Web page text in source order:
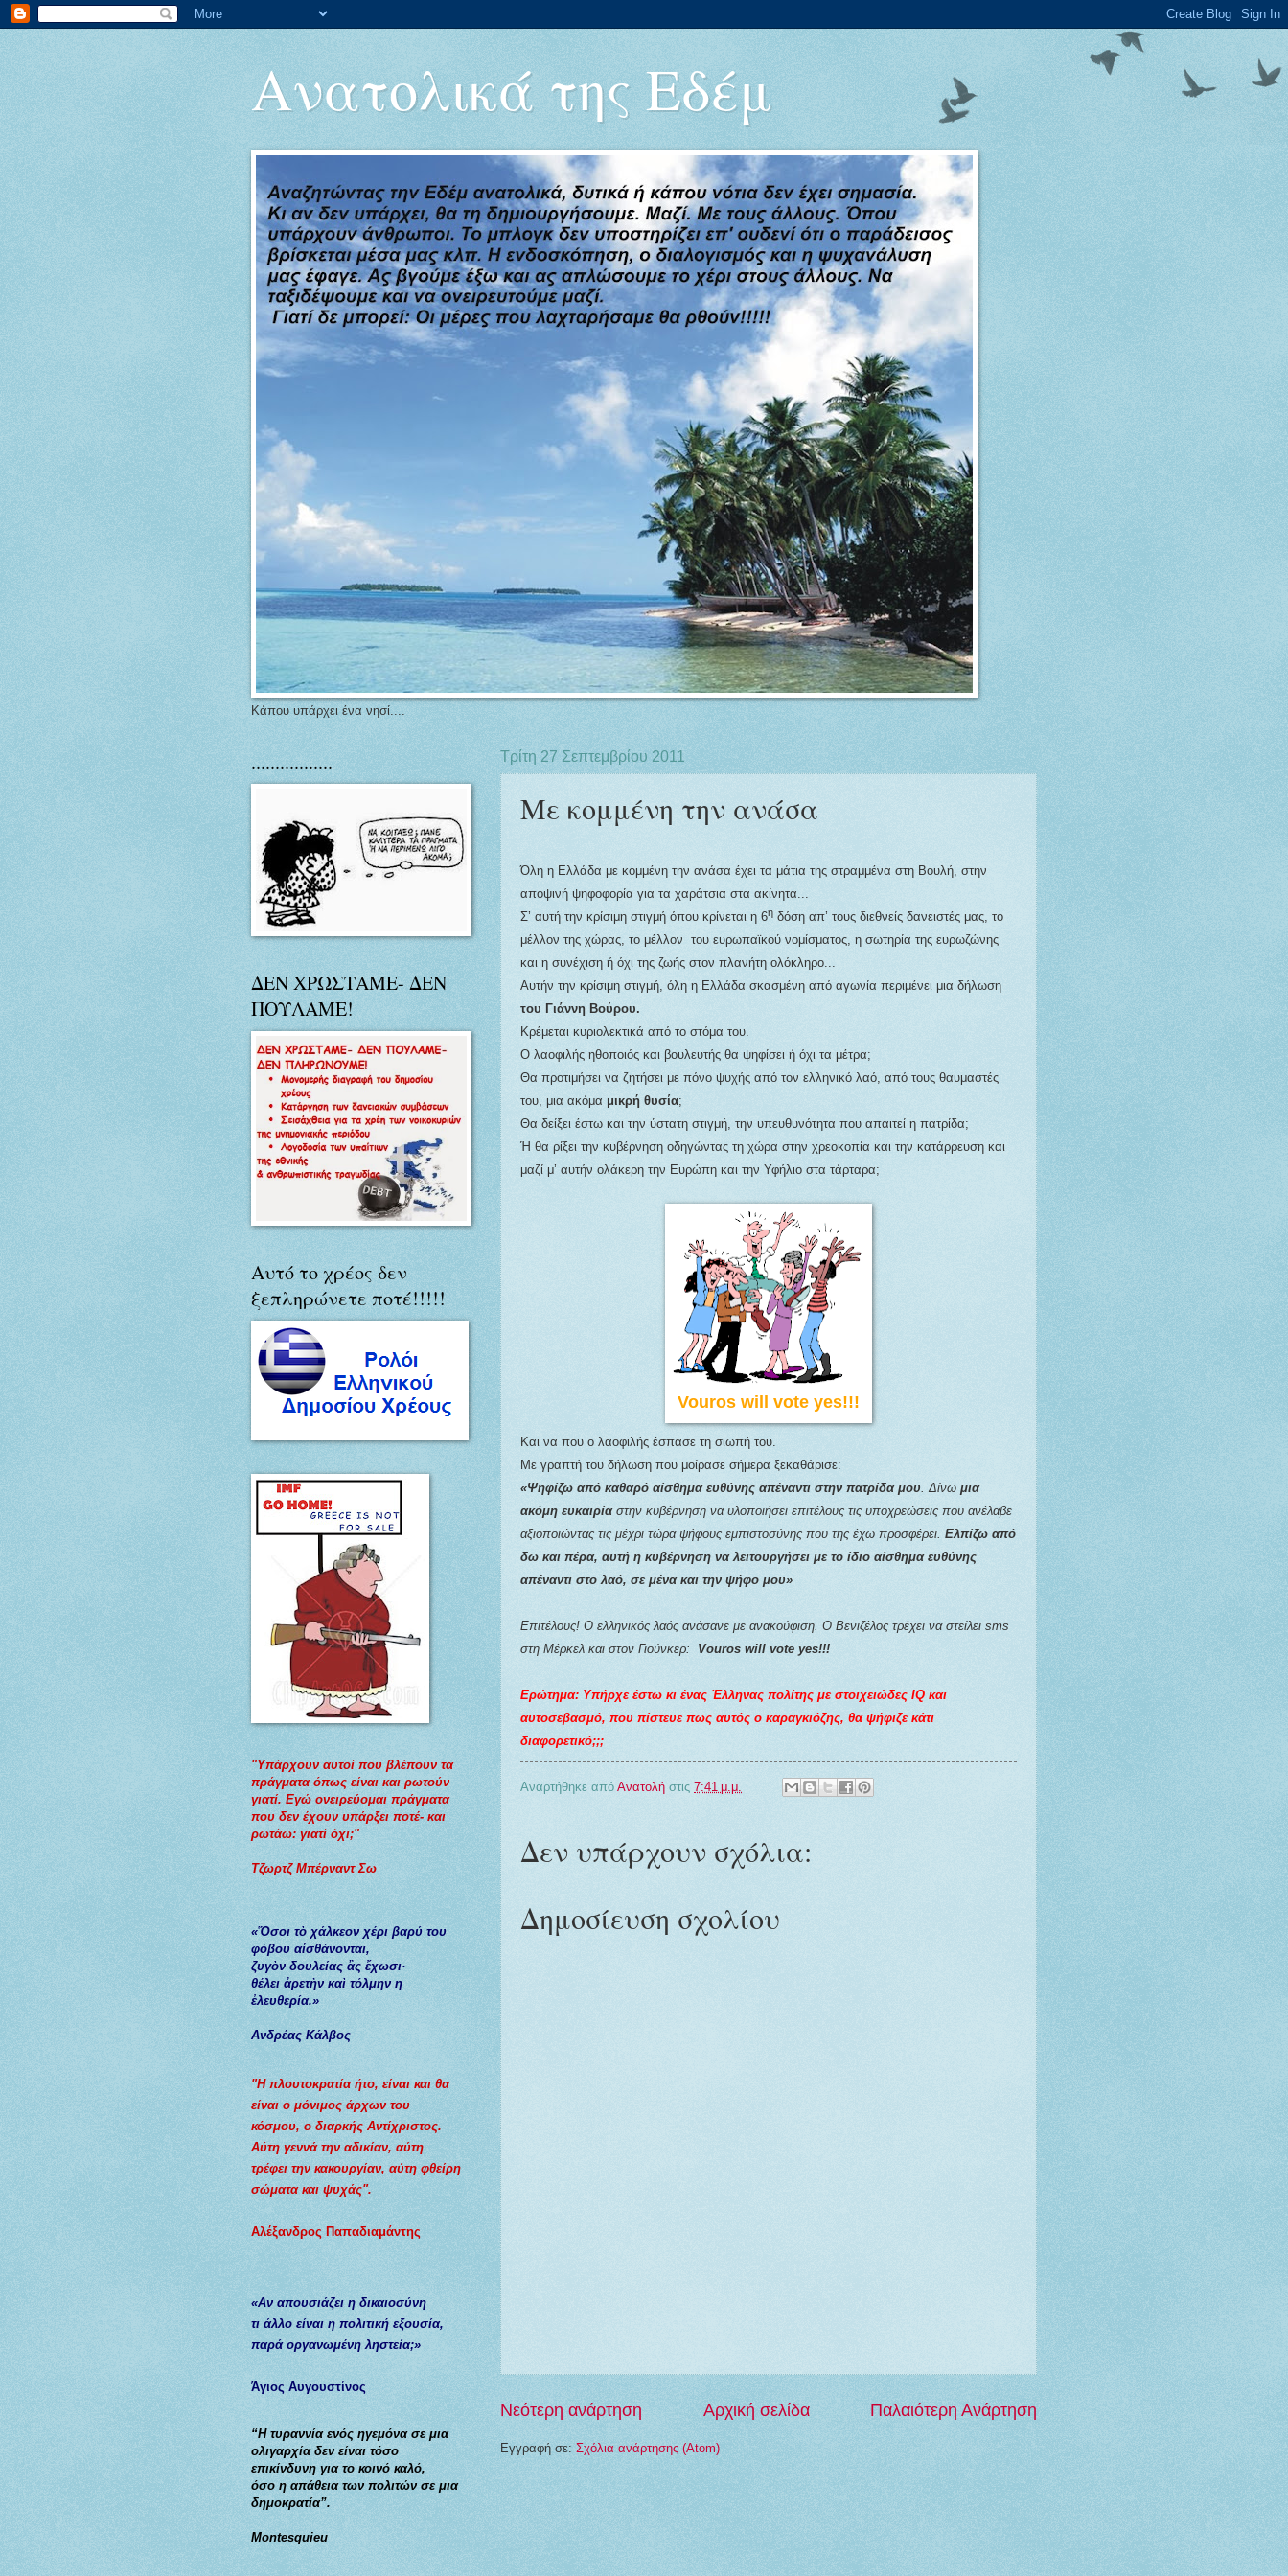
Ανατολικά της Εδέμ
Κάπου υπάρχει ένα νησί....
Τρίτη 27 Σεπτεμβρίου 2011
Με κομμένη την ανάσα
Όλη η Ελλάδα με κομμένη την ανάσα έχει τα μάτια της στραμμένα στη Βουλή, στην
αποψινή ψηφοφορία για τα χαράτσια στα ακίνητα...
Σ’ αυτή την κρίσιμη στιγμή όπου κρίνεται η 6η δόση απ’ τους διεθνείς δανειστές μας, το
μέλλον της χώρας, το μέλλον του ευρωπαϊκού νομίσματος, η σωτηρία της ευρωζώνης
και η συνέχιση ή όχι της ζωής στον πλανήτη ολόκληρο...
Αυτήν την κρίσιμη στιγμή, όλη η Ελλάδα σκασμένη από αγωνία περιμένει μια δήλωση
του Γιάννη Βούρου.
Κρέμεται κυριολεκτικά από το στόμα του.
Ο λαοφιλής ηθοποιός και βουλευτής θα ψηφίσει ή όχι τα μέτρα;
Θα προτιμήσει να ζητήσει με πόνο ψυχής από τον ελληνικό λαό, από τους θαυμαστές
του, μια ακόμα μικρή θυσία;
Θα δείξει έστω και την ύστατη στιγμή, την υπευθυνότητα που απαιτεί η πατρίδα;
Ή θα ρίξει την κυβέρνηση οδηγώντας τη χώρα στην χρεοκοπία και την κατάρρευση και
μαζί μ’ αυτήν ολάκερη την Ευρώπη και την Υφήλιο στα τάρταρα;
Vouros will vote yes!!!
Και να που ο λαοφιλής έσπασε τη σιωπή του.
Με γραπτή του δήλωση που μοίρασε σήμερα ξεκαθάρισε:
«Ψηφίζω από καθαρό αίσθημα ευθύνης απέναντι στην πατρίδα μου . Δίνω μια
ακόμη ευκαιρίαστην κυβέρνηση να υλοποιήσει επιτέλους τις υποχρεώσεις που ανέλαβε
αξιοποιώντας τις μέχρι τώρα ψήφους εμπιστοσύνης που της έχω προσφέρει. Ελπίζω από
δω και πέρα, αυτή η κυβέρνηση να λειτουργήσει με το ίδιο αίσθημα ευθύνης
απέναντι στο λαό, σε μένα και την ψήφο μου»
Επιτέλους! Ο ελληνικός λαός ανάσανε με ανακούφιση. Ο Βενιζέλος τρέχει να στείλει sms
στη Μέρκελ και στον Γιούνκερ:
Vouros will vote yes!!!
Ερώτημα: Υπήρχε έστω κι ένας Έλληνας πολίτης με στοιχειώδες IQ και
αυτοσεβασμό, που πίστευε πως αυτός ο καραγκιόζης, θα ψήφιζε κάτι
διαφορετικό;;;
Αναρτήθηκε από Ανατολή στις 7:41 μ.μ.
Δεν υπάρχουν σχόλια:
Δημοσίευση σχολίου
Νεότερη ανάρτηση Παλαιότερη Ανάρτηση
Αρχική σελίδα
Εγγραφή σε: Σχόλια ανάρτησης (Atom)
.................
ΔΕΝ ΧΡΩΣΤΑΜΕ- ΔΕΝ
ΠΟΥΛΑΜΕ!
Αυτό το χρέος δεν
ξεπληρώνετε ποτέ!!!!!
"Υπάρχουν αυτοί που βλέπουν τα
πράγματα όπως είναι και ρωτούν
γιατί. Εγώ ονειρεύομαι πράγματα
που δεν έχουν υπάρξει ποτέ- και
ρωτάω: γιατί όχι;"
Τζωρτζ Μπέρναντ Σω
«Ὅσοι τὸ χάλκεον χέρι βαρύ του
φόβου αἰσθάνονται,
ζυγὸν δουλείας ἂς ἔχωσι·
θέλει ἀρετὴν καὶ τόλμην η
ἐλευθερία.»
Ανδρέας Κάλβος
"Η πλουτοκρατία ήτο, είναι και θα
είναι ο μόνιμος άρχων του
κόσμου, ο διαρκής Αντίχριστος.
Αύτη γεννά την αδικίαν, αύτη
τρέφει την κακουργίαν, αύτη φθείρη
σώματα και ψυχάς".
Αλέξανδρος Παπαδιαμάντης
«Αν απουσιάζει η δικαιοσύνη
τι άλλο είναι η πολιτική εξουσία,
παρά οργανωμένη ληστεία;»
Άγιος Αυγουστίνος
“Η τυραννία ενός ηγεμόνα σε μια
ολιγαρχία δεν είναι τόσο
επικίνδυνη για το κοινό καλό,
όσο η απάθεια των πολιτών σε μια
δημοκρατία”.
Montesquieu